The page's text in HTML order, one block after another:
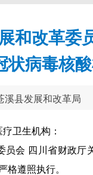
和改革委
状病毒核
溪县发展和改革局
卫生机构：
员会 四川省财政
格遵照执行。